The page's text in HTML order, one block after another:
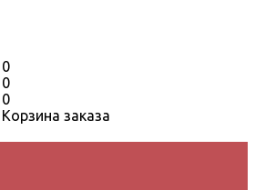
0
0
0
Корзина заказа